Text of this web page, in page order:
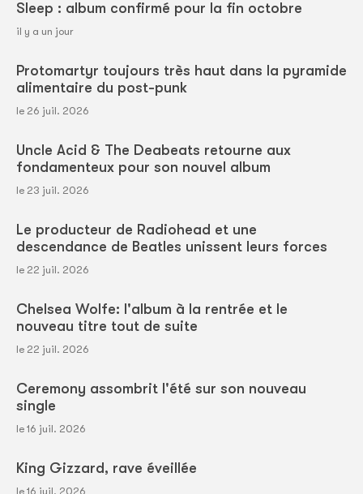
Sleep : album confirmé pour la fin octobre
il y a un jour
Protomartyr toujours très haut dans la pyramide
alimentaire du post-punk
le 26 juil. 2026
Uncle Acid & The Deabeats retourne aux
fondamenteux pour son nouvel album
le 23 juil. 2026
Le producteur de Radiohead et une
descendance de Beatles unissent leurs forces
le 22 juil. 2026
Chelsea Wolfe: l'album à la rentrée et le
nouveau titre tout de suite
le 22 juil. 2026
Ceremony assombrit l'été sur son nouveau
single
le 16 juil. 2026
King Gizzard, rave éveillée
le 16 juil. 2026